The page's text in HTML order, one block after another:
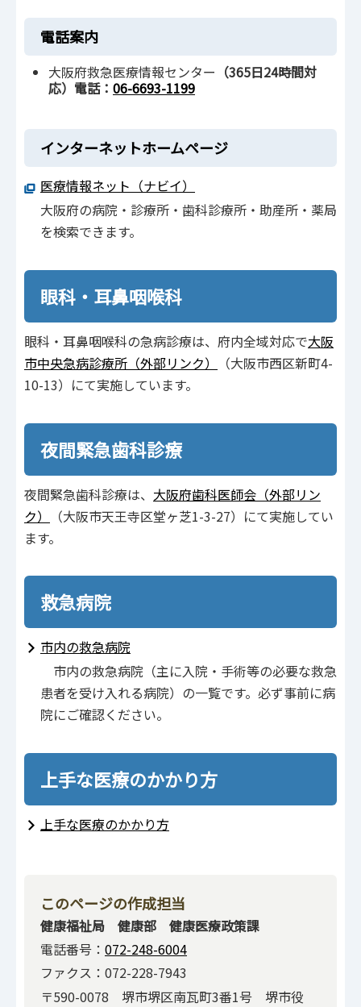
電話案内
大阪府救急医療情報センター （365日24時間対
応）電話： 06-6693-1199
インターネットホームページ
医療情報ネット（ナビイ）
大阪府の病院・診療所・歯科診療所・助産所・薬局
を検索できます。
眼科・耳鼻咽喉科
眼科・耳鼻咽喉科の急病診療は、府内全域対応で大阪
市中央急病診療所（外部リンク）
（大阪市西区新町4-
10-13）にて実施しています。
夜間緊急歯科診療
夜間緊急歯科診療は、 大阪府歯科医師会（外部リン
ク）
（大阪市天王寺区堂ヶ芝1-3-27）にて実施してい
ます。
救急病院
市内の救急病院
市内の救急病院（主に入院・手術等の必要な救急
患者を受け入れる病院）の一覧です。必ず事前に病
院にご確認ください。
上手な医療のかかり方
上手な医療のかかり方
このページの作成担当
健康福祉局 健康部 健康医療政策課
電話番号： 072-248-6004
ファクス：072-228-7943
〒590-0078 堺市堺区南瓦町3番1号 堺市役